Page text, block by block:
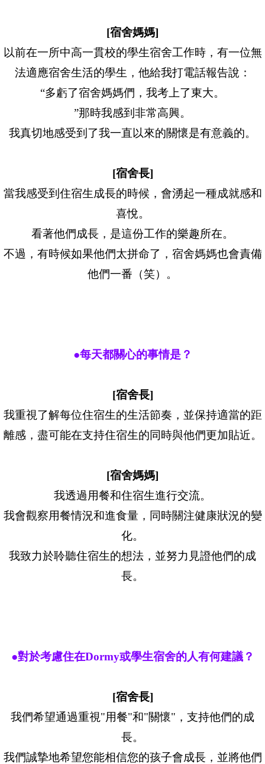
[宿舍媽媽]
以前在一所中高一貫校的學生宿舍工作時，有一位無
法適應宿舍生活的學生，他給我打電話報告說：
“多虧了宿舍媽媽們，我考上了東大。
”那時我感到非常高興。
我真切地感受到了我一直以來的關懷是有意義的。
[宿舍長]
當我感受到住宿生成長的時候，會湧起一種成就感和
喜悅。
看著他們成長，是這份工作的樂趣所在。
不過，有時候如果他們太拼命了，宿舍媽媽也會責備
他們一番（笑）。
●每天都關心的事情是？
[宿舍長]
我重視了解每位住宿生的生活節奏，並保持適當的距
離感，盡可能在支持住宿生的同時與他們更加貼近。
[宿舍媽媽]
我透過用餐和住宿生進行交流。
我會觀察用餐情況和進食量，同時關注健康狀況的變
化。
我致力於聆聽住宿生的想法，並努力見證他們的成
長。
●對於考慮住在Dormy或學生宿舍的人有何建議？
[宿舍長]
我們希望通過重視"用餐"和"關懷"，支持他們的成
長。
我們誠摯地希望您能相信您的孩子會成長，並將他們